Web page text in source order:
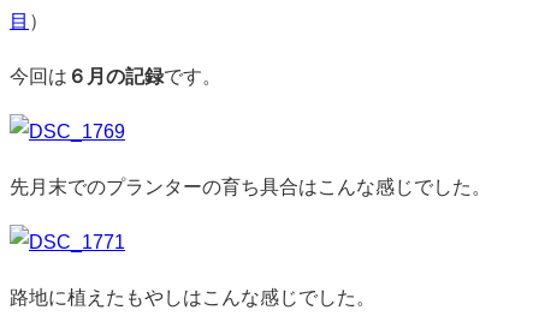
目 ）
今回は ６月の記録です。
先月末でのプランターの育ち具合はこんな感じでした。
路地に植えたもやしはこんな感じでした。